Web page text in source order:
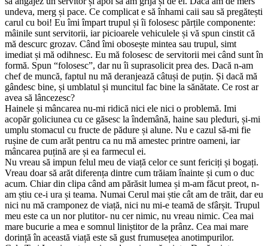
undeva, merg și pace. Ce complicat e să înhami caii sau să pregătești
carul cu boi! Eu îmi împart trupul și îi folosesc părțile componente:
mâinile sunt servitorii, iar picioarele vehiculele și vă spun cinstit că
mă descurc grozav. Când îmi obosește mintea sau trupul, simt
imediat și mă odihnesc. Eu mă folosesc de servitorii mei când sunt în
formă. Spun “folosesc”, dar nu îi suprasolicit prea des. Dacă n-am
chef de muncă, faptul nu mă deranjează câtuși de puțin. Și dacă mă
gândesc bine, și umblatul și muncitul fac bine la sănătate. Ce rost ar
avea să lâncezesc?
Hainele și mâncarea nu-mi ridică nici ele nici o problemă. Imi
acopăr goliciunea cu ce găsesc la îndemână, haine sau pleduri, și-mi
umplu stomacul cu fructe de pădure și alune. Nu e cazul să-mi fie
rușine de cum arăt pentru ca nu mă amestec printre oameni, iar
mâncarea puțină are și ea farmecul ei.
Nu vreau să impun felul meu de viață celor ce sunt fericiți și bogați.
Vreau doar să arăt diferența dintre cum trăiam înainte și cum o duc
acum. Chiar din clipa când am părăsit lumea și m-am făcut preot, n-
am știu ce-i ura și teama. Numai Cerul mai știe cât am de trăit, dar eu
nici nu mă cramponez de viață, nici nu mi-e teamă de sfârșit. Trupul
meu este ca un nor plutitor- nu cer nimic, nu vreau nimic. Cea mai
mare bucurie a mea e somnul liniștitor de la prânz. Cea mai mare
dorință în această viață este să gust frumusețea anotimpurilor.